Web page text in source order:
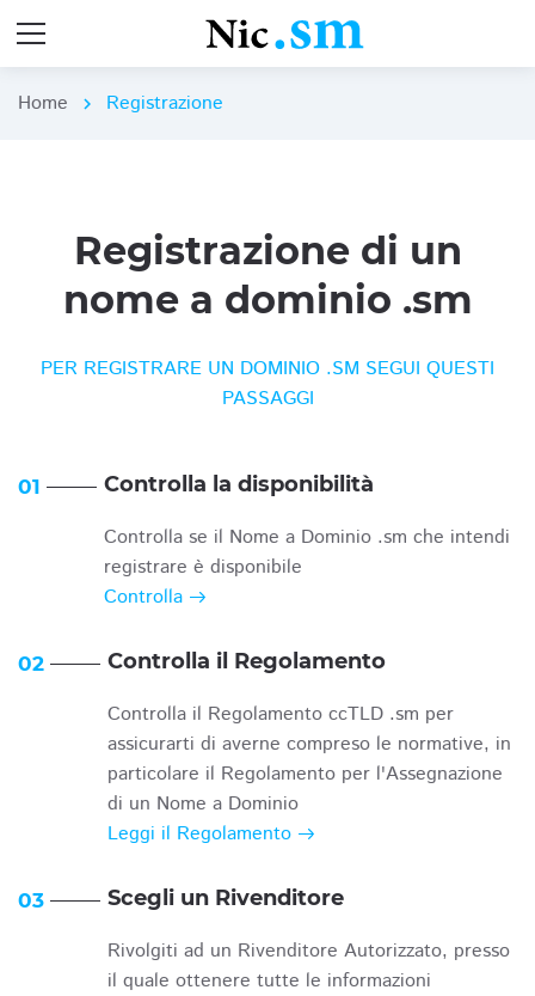
Home chevron_right Registrazione
Registrazione di un
nome a dominio .sm
PER REGISTRARE UN DOMINIO .SM SEGUI QUESTI
PASSAGGI
01 Controlla la disponibilità
Controlla se il Nome a Dominio .sm che intendi
registrare è disponibile
Controlla
02 Controlla il Regolamento
Controlla il Regolamento ccTLD .sm per
assicurarti di averne compreso le normative, in
particolare il Regolamento per l'Assegnazione
di un Nome a Dominio
Leggi il Regolamento
03 Scegli un Rivenditore
Rivolgiti ad un Rivenditore Autorizzato, presso
il quale ottenere tutte le informazioni